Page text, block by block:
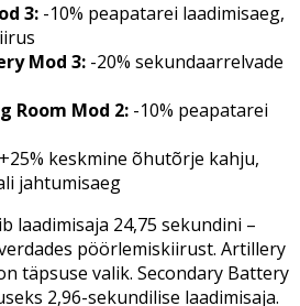
3: -10% peapatarei laadimisaeg,
Mod 3: -20% sekundaarrelvade
Room Mod 2: -10% peapatarei
+25% keskmine õhutõrje kahju,
jahtumisaeg
laadimisaja 24,75 sekundini –
pöörlemiskiirust. Artillery
täpsuse valik. Secondary Battery
2,96-sekundilise laadimisaja.